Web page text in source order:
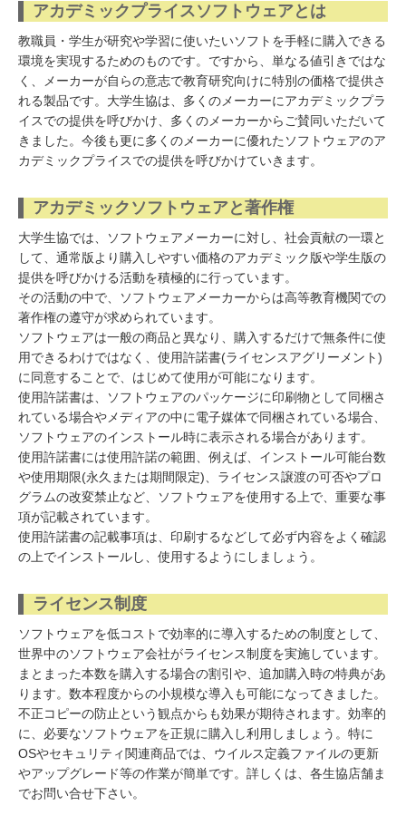
アカデミックプライスソフトウェアとは
教職員・学生が研究や学習に使いたいソフトを手軽に購入できる
環境を実現するためのものです。ですから、単なる値引きではな
く、メーカーが自らの意志で教育研究向けに特別の価格で提供さ
れる製品です。大学生協は、多くのメーカーにアカデミックプラ
イスでの提供を呼びかけ、多くのメーカーからご賛同いただいて
きました。今後も更に多くのメーカーに優れたソフトウェアのア
カデミックプライスでの提供を呼びかけていきます。
アカデミックソフトウェアと著作権
大学生協では、ソフトウェアメーカーに対し、社会貢献の一環と
して、通常版より購入しやすい価格のアカデミック版や学生版の
提供を呼びかける活動を積極的に行っています。
その活動の中で、ソフトウェアメーカーからは高等教育機関での
著作権の遵守が求められています。
ソフトウェアは一般の商品と異なり、購入するだけで無条件に使
用できるわけではなく、使用許諾書(ライセンスアグリーメント)
に同意することで、はじめて使用が可能になります。
使用許諾書は、ソフトウェアのパッケージに印刷物として同梱さ
れている場合やメディアの中に電子媒体で同梱されている場合、
ソフトウェアのインストール時に表示される場合があります。
使用許諾書には使用許諾の範囲、例えば、インストール可能台数
や使用期限(永久または期間限定)、ライセンス譲渡の可否やプロ
グラムの改変禁止など、ソフトウェアを使用する上で、重要な事
項が記載されています。
使用許諾書の記載事項は、印刷するなどして必ず内容をよく確認
の上でインストールし、使用するようにしましょう。
ライセンス制度
ソフトウェアを低コストで効率的に導入するための制度として、
世界中のソフトウェア会社がライセンス制度を実施しています。
まとまった本数を購入する場合の割引や、追加購入時の特典があ
ります。数本程度からの小規模な導入も可能になってきました。
不正コピーの防止という観点からも効果が期待されます。効率的
に、必要なソフトウェアを正規に購入し利用しましょう。特に
OSやセキュリティ関連商品では、ウイルス定義ファイルの更新
やアップグレード等の作業が簡単です。詳しくは、各生協店舗ま
でお問い合せ下さい。